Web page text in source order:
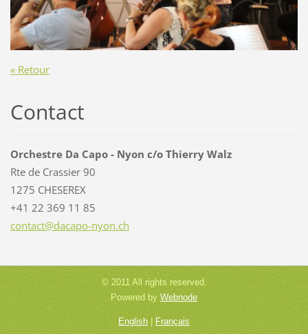
« Retour
Contact
Orchestre Da Capo - Nyon c/o Thierry Walz
Rte de Crassier 90
1275 CHESEREX
+41 22 369 11 85
contact@dacapo-nyon.ch
© 2011 All rights reserved.
Powered by Webnode
English|Français